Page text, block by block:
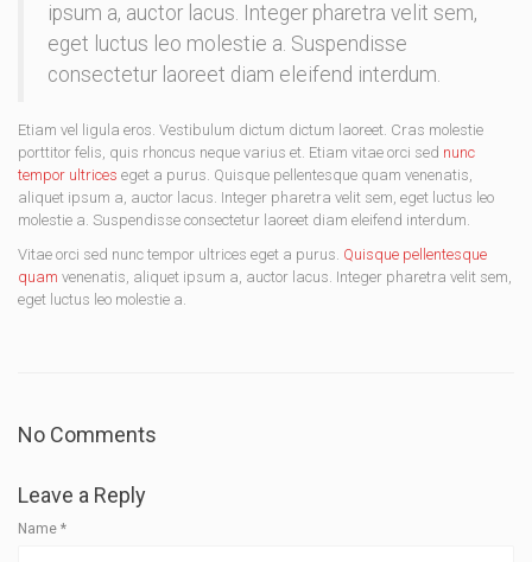
ipsum a, auctor lacus. Integer pharetra velit sem,
eget luctus leo molestie a. Suspendisse
consectetur laoreet diam eleifend interdum.
Etiam vel ligula eros. Vestibulum dictum dictum laoreet. Cras molestie
porttitor felis, quis rhoncus neque varius et. Etiam vitae orci sed nunc
tempor ultrices eget a purus. Quisque pellentesque quam venenatis,
aliquet ipsum a, auctor lacus. Integer pharetra velit sem, eget luctus leo
molestie a. Suspendisse consectetur laoreet diam eleifend interdum.
Vitae orci sed nunc tempor ultrices eget a purus. Quisque pellentesque
quam venenatis, aliquet ipsum a, auctor lacus. Integer pharetra velit sem,
eget luctus leo molestie a.
No Comments
Leave a Reply
Name *